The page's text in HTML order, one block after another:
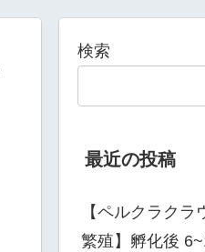
検索
最近の投稿
【ペルクラク
繁殖】孵化後